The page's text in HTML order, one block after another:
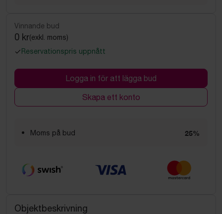
Vinnande bud
0 kr(exkl. moms)
Reservationspris uppnått
Logga in för att lägga bud
Skapa ett konto
Moms på bud 25%
Objektbeskrivning